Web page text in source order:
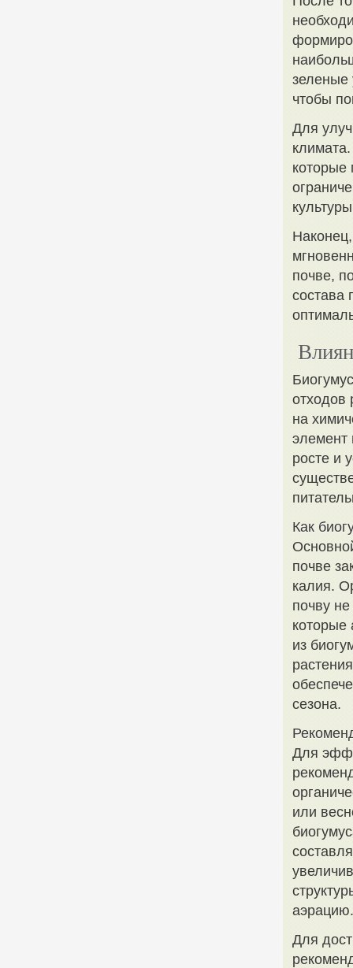
зеленые
чтобы
Для
которые
почве,
состава
отходов
на
элемент
росте и
Как
почве
калия.
почву
которые
из
сезона.
Для
или
аэрацию.
Для